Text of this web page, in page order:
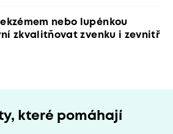
ekzémem nebo lupénkou
zkvalitňovat zvenku i zevnitř
které pomáhají